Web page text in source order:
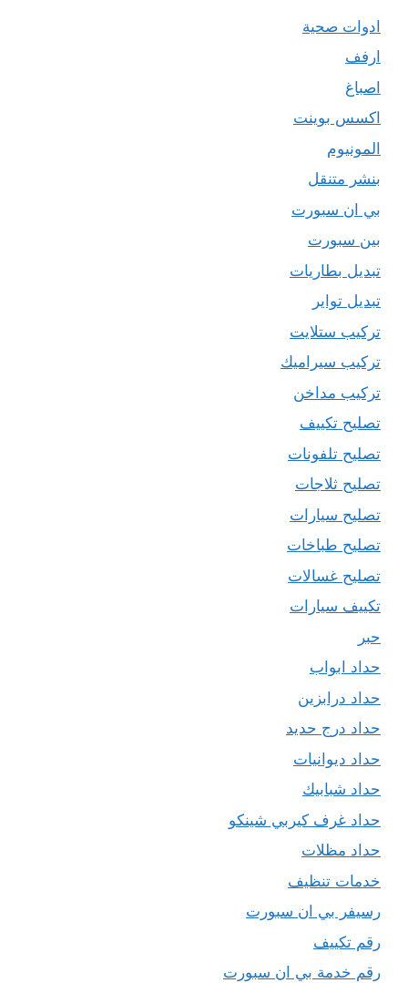
ادوات صحية
ارفف
اصباغ
اكسس بوينت
المونيوم
بنشر متنقل
بي ان سبورت
بين سبورت
تبديل بطاريات
تبديل تواير
تركيب ستلايت
تركيب سيراميك
تركيب مداخن
تصليح تكييف
تصليح تلفونات
تصليح ثلاجات
تصليح سيارات
تصليح طباخات
تصليح غسالات
تكييف سيارات
حبر
حداد ابواب
حداد درابزين
حداد درج حديد
حداد ديوانيات
حداد شبابيك
حداد غرف كيربي شينكو
حداد مظلات
خدمات تنظيف
رسيفر بي ان سبورت
رقم تكييف
رقم خدمة بي ان سبورت